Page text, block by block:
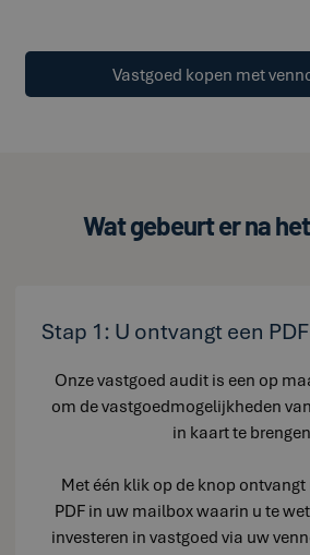
Vastgoed kopen met
Wat gebeurt er na
Stap 1: U ontvangt een
Onze vastgoed audit is een op
om de vastgoedmogelijkheden
in kaart te
Met één klik op de knop
PDF in uw mailbox waarin u te
investeren in vastgoed via uw